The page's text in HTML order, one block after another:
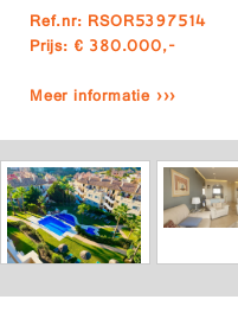
Ref.nr: RSOR5397514
Prijs: € 380.000,-
Meer informatie ›››